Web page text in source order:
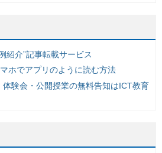
紹介”記事転載サービス
ホでアプリのように読む方法
体験会・公開授業の無料告知はICT教育